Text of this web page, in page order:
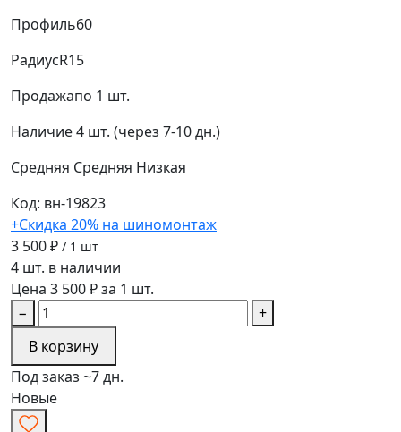
Профиль60
РадиусR15
Продажапо 1 шт.
Наличие4 шт. (через 7-10 дн.)
Средняя Средняя Низкая
Код: вн-19823
+Скидка 20% на шиномонтаж
3 500 ₽ / 1 шт
4 шт. в наличии
Цена 3 500 ₽ за 1 шт.
−
+
В корзину
Под заказ ~7 дн.
Новые